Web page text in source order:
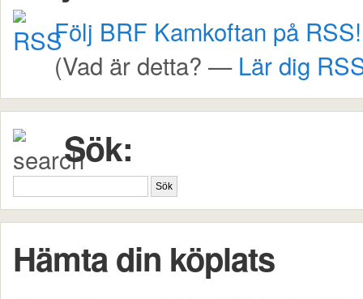
Följ BRF Kamkoftan på RSS!
(Vad är detta? — Lär dig
Sök:
Hämta din köplats